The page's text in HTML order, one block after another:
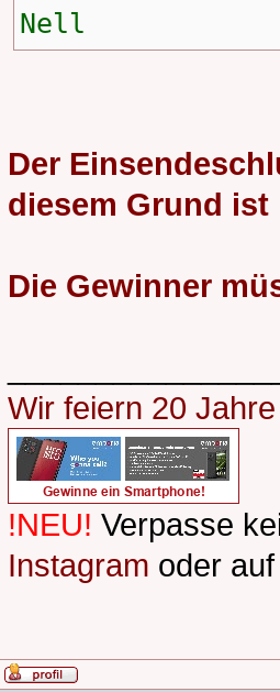
Nell
Der
diesem Grund ist
Die Gewinner
Wir feiern 20
!NEU! Verpasse
Instagram oder